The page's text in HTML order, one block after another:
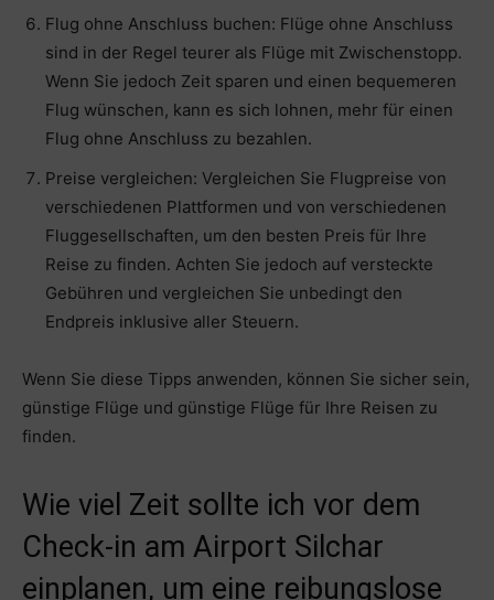
Flug ohne Anschluss buchen: Flüge ohne Anschluss
sind in der Regel teurer als Flüge mit Zwischenstopp.
Wenn Sie jedoch Zeit sparen und einen bequemeren
Flug wünschen, kann es sich lohnen, mehr für einen
Flug ohne Anschluss zu bezahlen.
Preise vergleichen: Vergleichen Sie Flugpreise von
verschiedenen Plattformen und von verschiedenen
Fluggesellschaften, um den besten Preis für Ihre
Reise zu finden. Achten Sie jedoch auf versteckte
Gebühren und vergleichen Sie unbedingt den
Endpreis inklusive aller Steuern.
Wenn Sie diese Tipps anwenden, können Sie sicher sein,
günstige Flüge und günstige Flüge für Ihre Reisen zu
finden.
Wie viel Zeit sollte ich vor dem
Check-in am Airport Silchar
einplanen, um eine reibungslose